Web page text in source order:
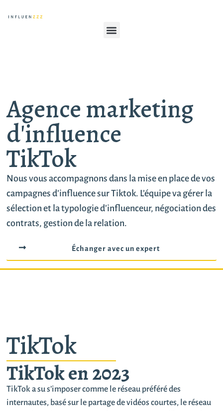
Agence marketing
d'influence
TikTok
Nous vous accompagnons dans la mise en place de vos
campagnes d’influence sur Tiktok. L’équipe va gérer la
sélection et la typologie d’influenceur, négociation des
contrats, gestion de la relation.
Échanger avec un expert
TikTok
TikTok en 2023
TikTok a su s’imposer comme le réseau préféré des
internautes, basé sur le partage de vidéos courtes, le réseau